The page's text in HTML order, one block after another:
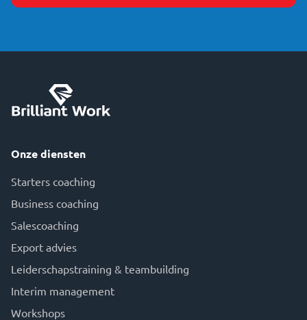
Onze diensten
Starters coaching
Business coaching
Salescoaching
Export advies
Leiderschapstraining & teambuilding
Interim management
Workshops